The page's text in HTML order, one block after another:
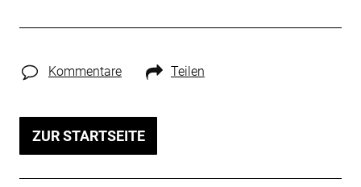
Kommentare Teilen
ZUR STARTSEITE